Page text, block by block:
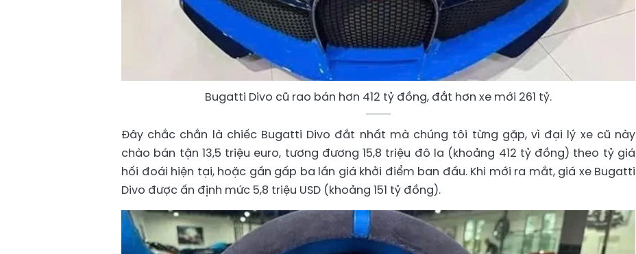
Bugatti Divo cũ rao bán hơn 412 tỷ đồng, đắt hơn xe mới 261 tỷ.
Đây chắc chắn là chiếc Bugatti Divo đắt nhất mà chúng tôi từng gặp, vì đại lý xe cũ này
chào bán tận 13,5 triệu euro, tương đương 15,8 triệu đô la (khoảng 412 tỷ đồng) theo tỷ giá
hối đoái hiện tại, hoặc gần gấp ba lần giá khởi điểm ban đầu. Khi mới ra mắt, giá xe Bugatti
Divo được ấn định mức 5,8 triệu USD (khoảng 151 tỷ đồng).